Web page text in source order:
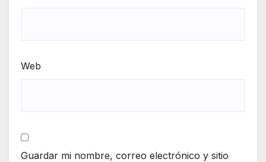
Web
Guardar mi nombre, correo electrónico y sitio